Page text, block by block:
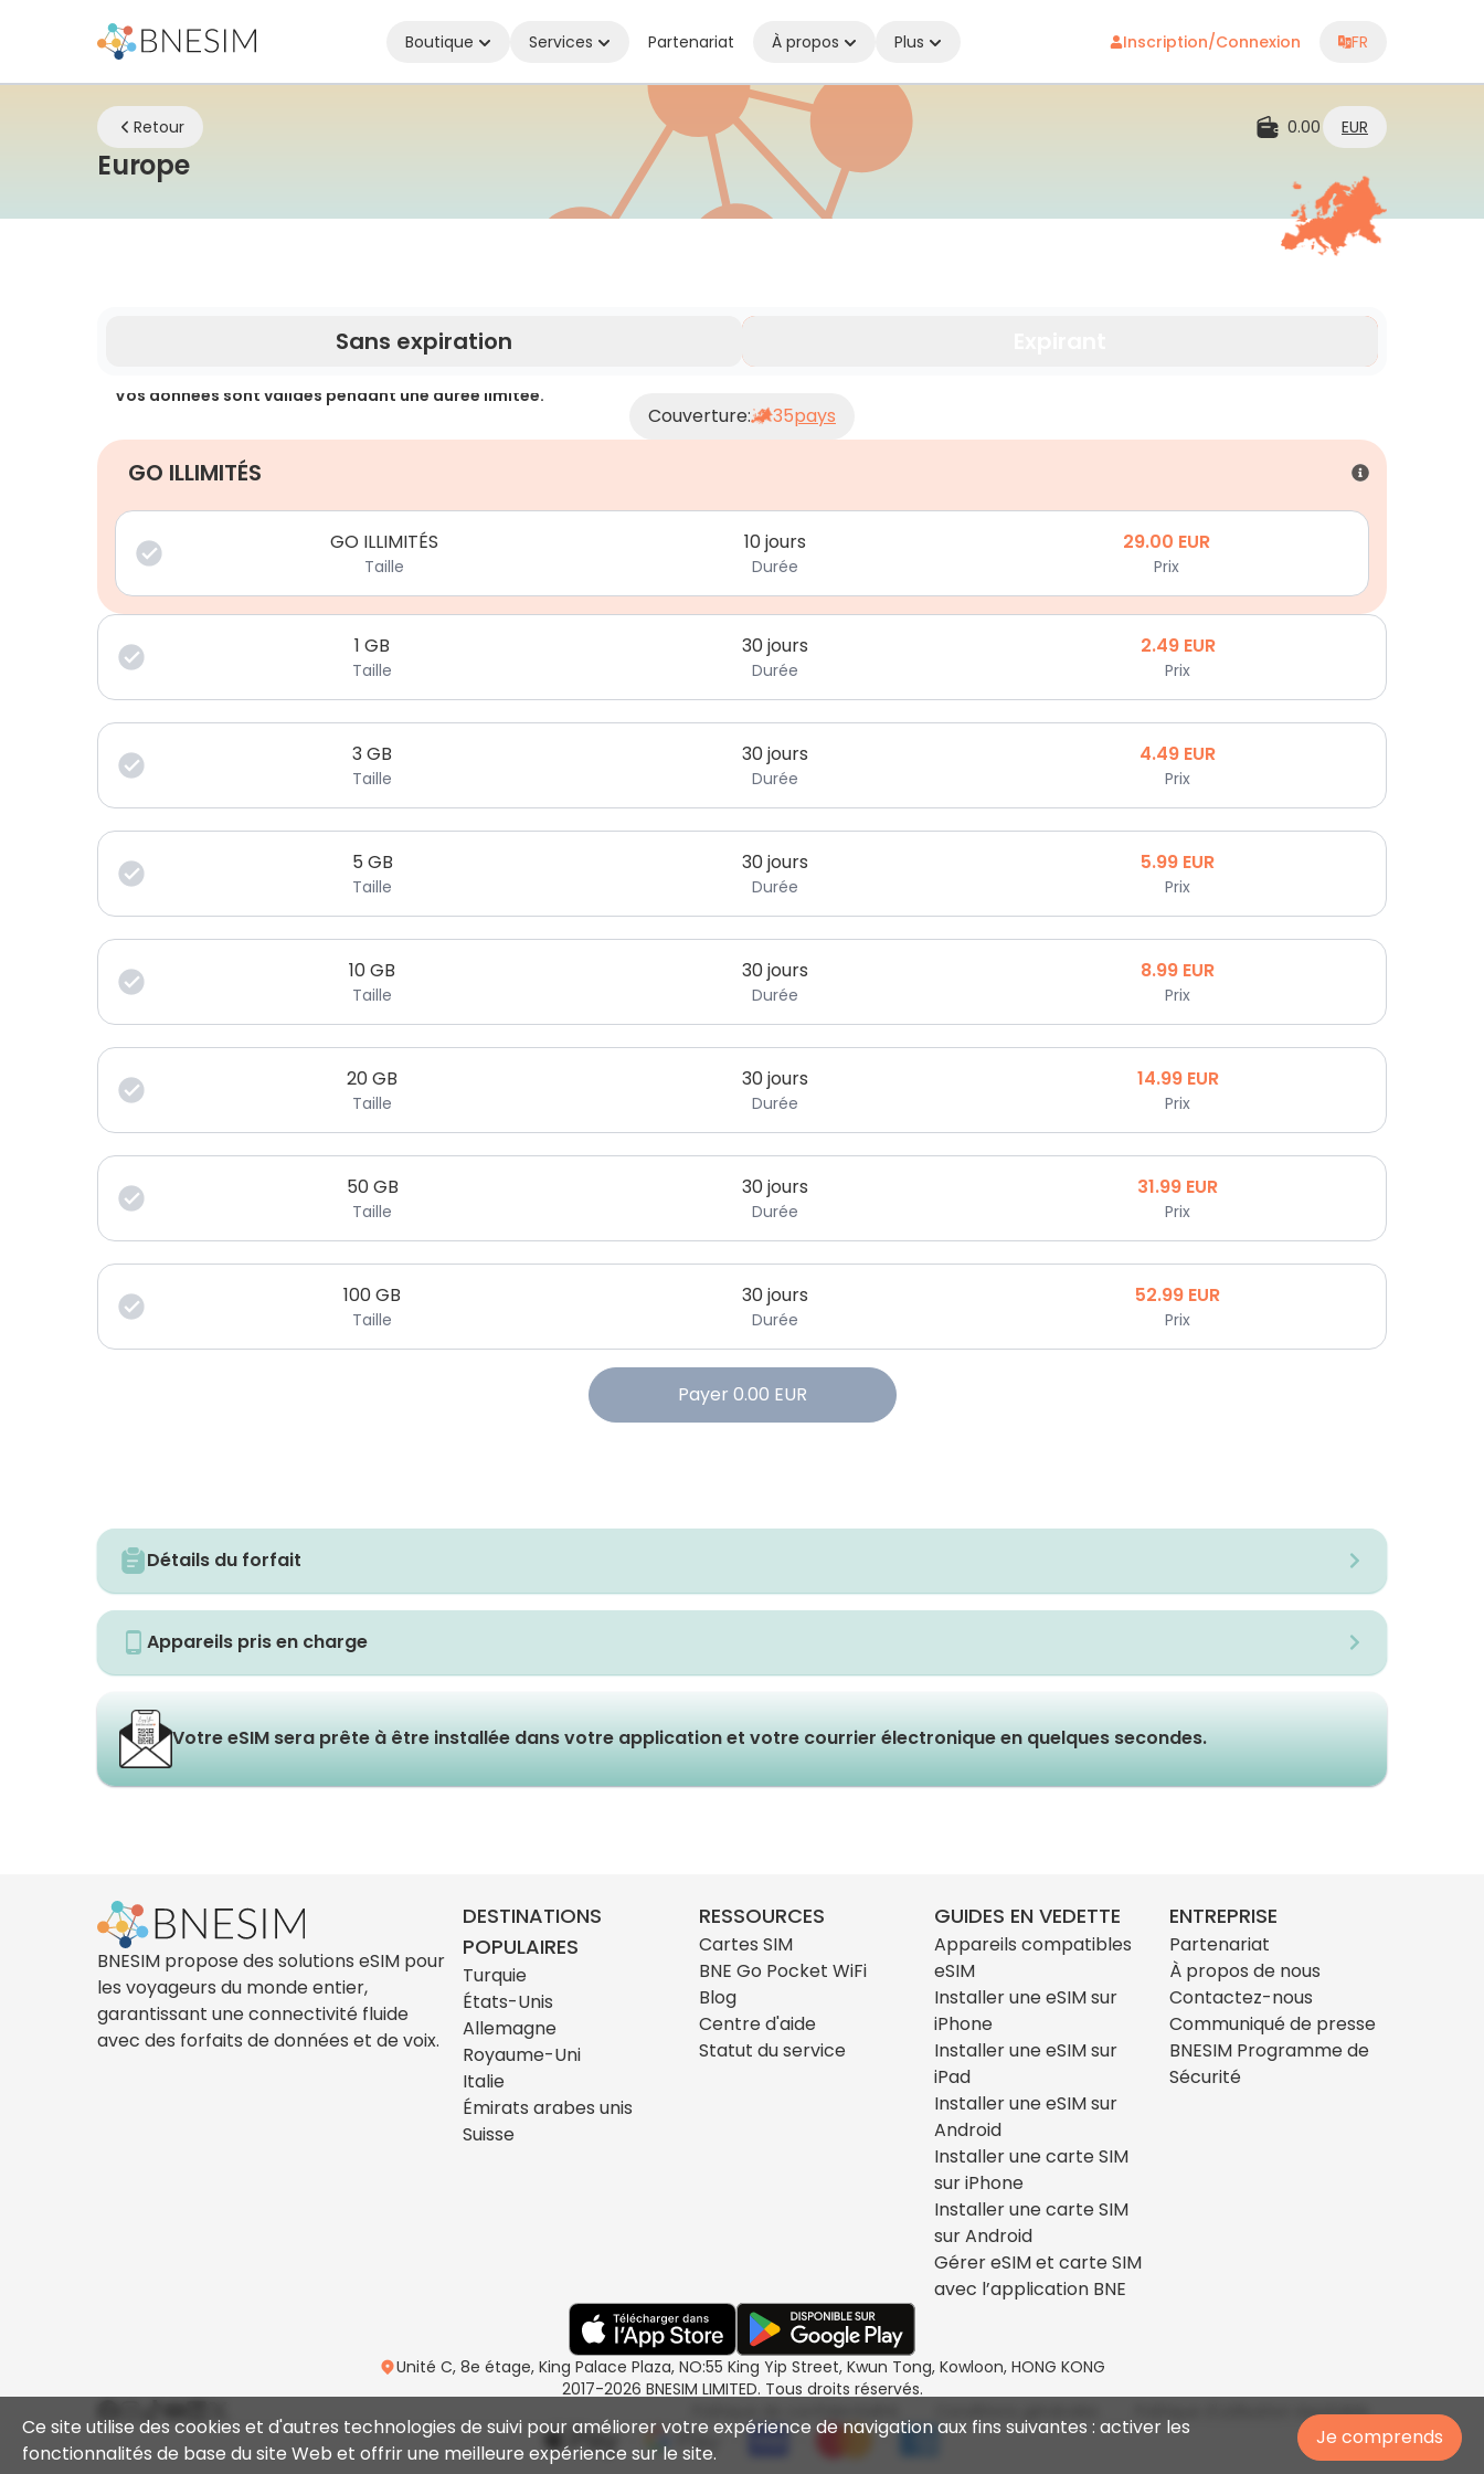
Boutique Services Partenariat À propos Plus Inscription/Connexion FR
Retour 0.00 EUR
EuropeeSIM | Restez connecté où que vous soyez
Sans expiration
Vos données sont valides pendant une durée limitée.
Couverture: 35pays
GO ILLIMITÉS
GO ILLIMITÉS
Taille
10 jours
Durée
29.00 EUR
Prix
1 GB
Taille
30 jours
Durée
2.49 EUR
Prix
3GB
Taille
30 jours
Durée
4.49 EUR
Prix
5 GB
Taille
30 jours
Durée
5.99 EUR
Prix
10GB
Taille
30 jours
Durée
8.99 EUR
Prix
20GB
Taille
30 jours
Durée
14.99 EUR
Prix
50GB
Taille
30 jours
Durée
31.99 EUR
Prix
100GB
Taille
30 jours
Durée
52.99 EUR
Prix
Payer 0.00 EUR
Détails du forfait
Appareils pris en charge
Votre eSIM sera prête à être installée dans votre application et votre courrier électronique en quelques secondes.
BNESIM propose des solutions eSIM pour
les voyageurs du monde entier,
garantissant une connectivité fluide
avec des forfaits de données et de voix.
DESTINATIONS
POPULAIRES
Turquie
États-Unis
Allemagne
Royaume-Uni
Italie
Émirats arabes unis
Suisse
RESSOURCES
Cartes SIM
BNE Go Pocket WiFi
Blog
Centre d'aide
Statut du service
GUIDES EN VEDETTE
Appareils compatibles
eSIM
Installer une eSIM sur
iPhone
Installer une eSIM sur
iPad
Installer une eSIM sur
Android
Installer une carte SIM
sur iPhone
Installer une carte SIM
sur Android
Gérer eSIM et carte SIM
avec l’application BNE
ENTREPRISE
Partenariat
À propos de nous
Contactez-nous
Communiqué de presse
BNESIM Programme de
Sécurité
Unité C, 8e étage, King Palace Plaza, NO:55 King Yip Street, Kwun Tong, Kowloon, HONG KONG
2017-2026 BNESIM LIMITED. Tous droits réservés.
Politique d'utilisation équitable
Ce site utilise des cookies et d'autres technologies de suivi pour améliorer votre expérience de navigation aux fins suivantes : activer les
fonctionnalités de base du site Web et offrir une meilleure expérience sur le site.
Je comprends